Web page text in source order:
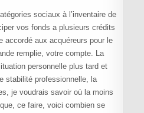
sociaux à l’inventaire de
vos fonds a plusieurs crédits
accordé aux acquéreurs pour le
remplie, votre compte. La
personnelle plus tard et
stabilité professionnelle, la
je voudrais savoir où la moins
ce faire, voici combien se